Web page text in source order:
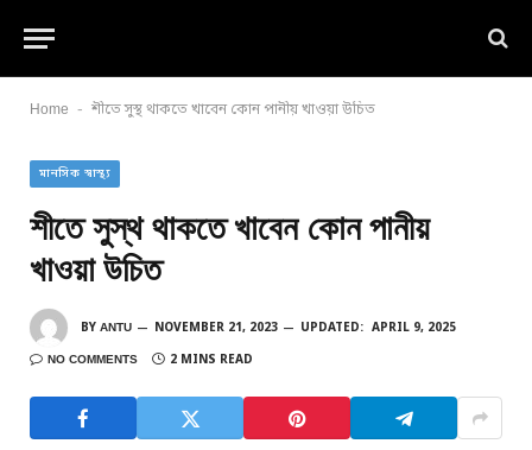
Home - শীতে সুস্থ থাকতে খাবেন কোন পানীয় খাওয়া উচিত
মানসিক স্বাস্থ্য
শীতে সুস্থ থাকতে খাবেন কোন পানীয়
খাওয়া উচিত
BY ANTU NOVEMBER 21, 2023 UPDATED: APRIL 9, 2025
NO COMMENTS 2 MINS READ